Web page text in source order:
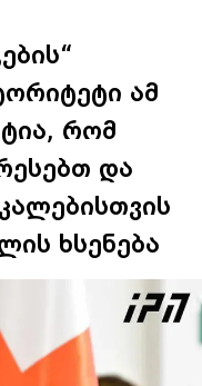
ამ
რომ
და
ხსენება